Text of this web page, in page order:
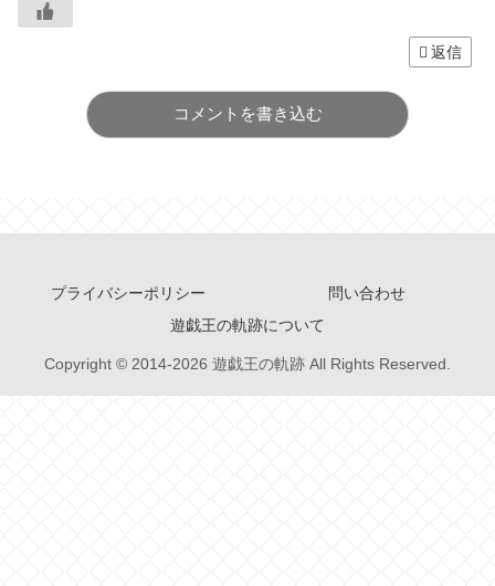
返信
コメントを書き込む
プライバシーポリシー
問い合わせ
遊戯王の軌跡について
Copyright © 2014-2026 遊戯王の軌跡 All Rights Reserved.